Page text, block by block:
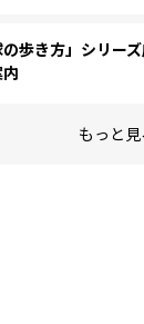
の歩き方」シリー
もっと見